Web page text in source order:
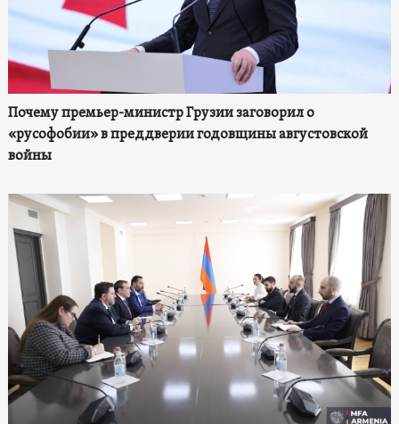
Почему премьер-министр Грузии заговорил о
«русофобии» в преддверии годовщины августовской
войны